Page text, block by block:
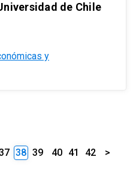
de Chile
y
38 39 40 41 42 >